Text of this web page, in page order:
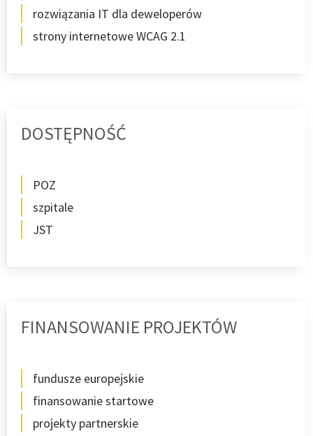
rozwiązania IT dla deweloperów
strony internetowe WCAG 2.1
DOSTĘPNOŚĆ
POZ
szpitale
JST
FINANSOWANIE PROJEKTÓW
fundusze europejskie
finansowanie startowe
projekty partnerskie